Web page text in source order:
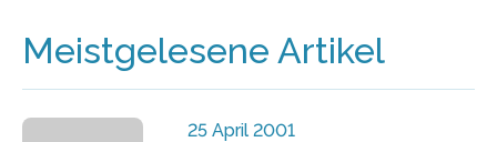
Meistgelesene Artikel
25 April 2001